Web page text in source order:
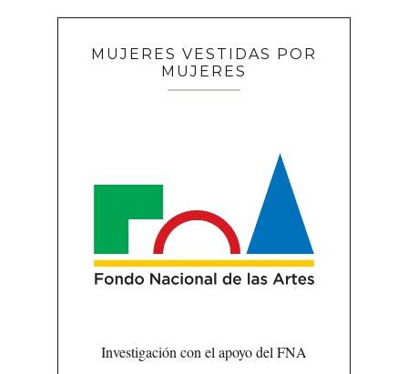
MUJERES VESTIDAS POR
MUJERES
Investigación con el apoyo del FNA